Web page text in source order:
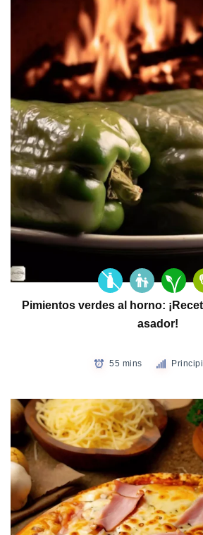
Pimientos verdes al horno:
asador!
55 mins